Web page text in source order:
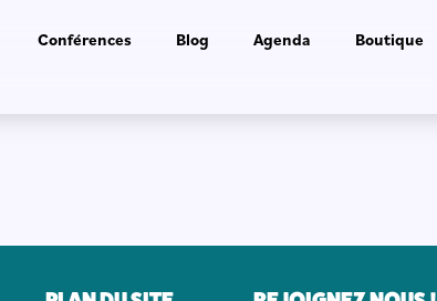
Conférences Blog Agenda Boutique